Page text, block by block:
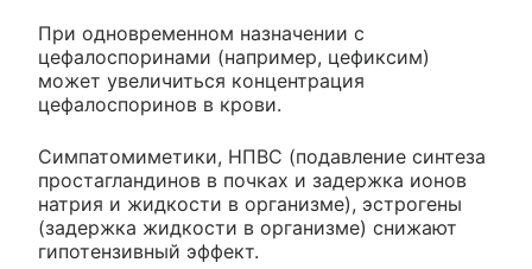
При одновременном назначении с
цефалоспоринами (например, цефиксим)
может увеличиться концентрация
цефалоспоринов в крови.
Симпатомиметики, НПВС (подавление синтеза
простагландинов в почках и задержка ионов
натрия и жидкости в организме), эстрогены
(задержка жидкости в организме) снижают
гипотензивный эффект.